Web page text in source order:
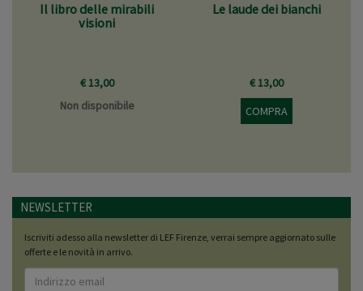
Il libro delle mirabili
visioni
€ 13,00
Non disponibile
Le laude dei bianchi
€ 13,00
COMPRA
NEWSLETTER
Iscriviti adesso alla newsletter di LEF Firenze, verrai sempre aggiornato sulle
offerte e le novità in arrivo.